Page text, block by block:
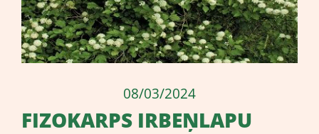
08/03/2024
FIZOKARPS IRBEŅLAPU